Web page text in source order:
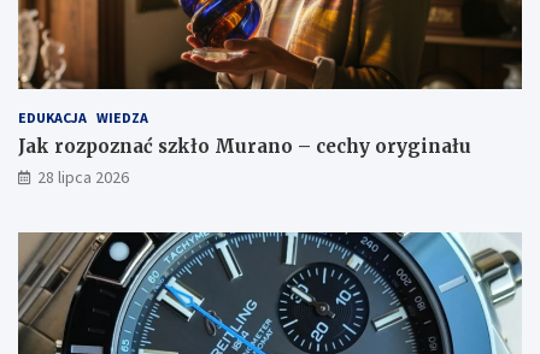
EDUKACJA WIEDZA
Jak rozpoznać szkło Murano – cechy oryginału
28 lipca 2026